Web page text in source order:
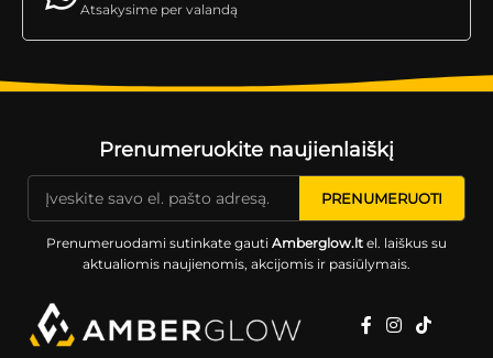
Atsakysime per valandą
Prenumeruokite naujienlaiškį
Prenumeruodami sutinkate gauti Amberglow.ltel. laiškus su
aktualiomis naujienomis, akcijomis ir pasiūlymais.